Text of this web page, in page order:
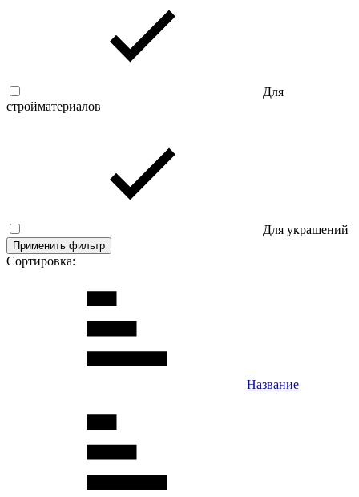
Для
стройматериалов
Для украшений
Применить фильтр
Сортировка:
Название